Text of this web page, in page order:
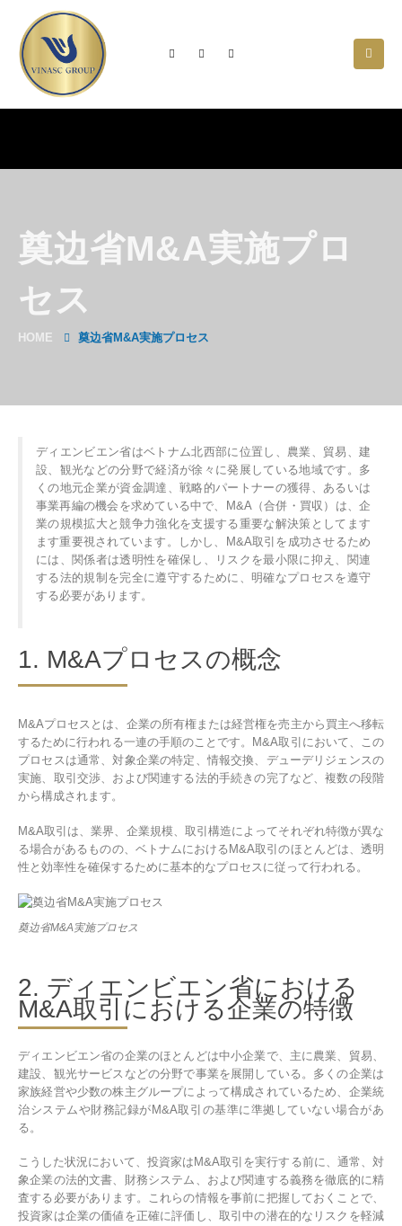
奠边省M&A実施プロ
セス
HOME 奠边省M&A実施プロセス
ディエンビエン省はベトナム北西部に位置し、農業、貿易、建
設、観光などの分野で経済が徐々に発展している地域です。多
くの地元企業が資金調達、戦略的パートナーの獲得、あるいは
事業再編の機会を求めている中で、M&A（合併・買収）は、企
業の規模拡大と競争力強化を支援する重要な解決策としてます
ます重要視されています。しかし、M&A取引を成功させるため
には、関係者は透明性を確保し、リスクを最小限に抑え、関連
する法的規制を完全に遵守するために、明確なプロセスを遵守
する必要があります。
1. M&Aプロセスの概念
M&Aプロセスとは、企業の所有権または経営権を売主から買主へ移転
するために行われる一連の手順のことです。M&A取引において、この
プロセスは通常、対象企業の特定、情報交換、デューデリジェンスの
実施、取引交渉、および関連する法的手続きの完了など、複数の段階
から構成されます。
M&A取引は、業界、企業規模、取引構造によってそれぞれ特徴が異な
る場合があるものの、ベトナムにおけるM&A取引のほとんどは、透明
性と効率性を確保するために基本的なプロセスに従って行われる。
奠边省M&A実施プロセス
2. ディエンビエン省における
M&A取引における企業の特徴
ディエンビエン省の企業のほとんどは中小企業で、主に農業、貿易、
建設、観光サービスなどの分野で事業を展開している。多くの企業は
家族経営や少数の株主グループによって構成されているため、企業統
治システムや財務記録がM&A取引の基準に準拠していない場合があ
る。
こうした状況において、投資家はM&A取引を実行する前に、通常、対
象企業の法的文書、財務システム、および関連する義務を徹底的に精
査する必要があります。これらの情報を事前に把握しておくことで、
投資家は企業の価値を正確に評価し、取引中の潜在的なリスクを軽減